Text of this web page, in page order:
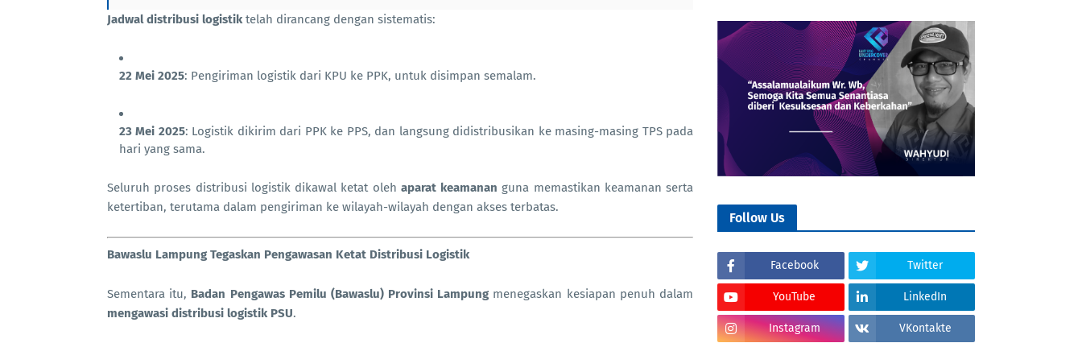
Jadwal distribusi logistiktelah dirancang dengan sistematis:
22 Mei 2025: Pengiriman logistik dari KPU ke PPK, untuk disimpan semalam.
23 Mei 2025: Logistik dikirim dari PPK ke PPS, dan langsung didistribusikan ke masing-masing TPS pada
hari yang sama.
Seluruh proses distribusi logistik dikawal ketat oleh aparat keamanan guna memastikan keamanan serta
ketertiban, terutama dalam pengiriman ke wilayah-wilayah dengan akses terbatas.
Bawaslu Lampung Tegaskan Pengawasan Ketat Distribusi Logistik
Sementara itu, Badan Pengawas Pemilu (Bawaslu) Provinsi Lampung menegaskan kesiapan penuh dalam
mengawasi distribusi logistik PSU.
Follow Us
Facebook Twitter
YouTube LinkedIn
Instagram VKontakte